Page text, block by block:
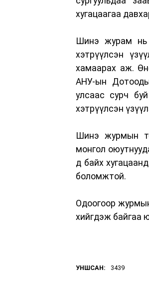
хугацаагаа
Шинэ журам нь
хэтрүүлсэн
хамаарах аж.
АНУ-ын
улсаас сурч
хэтрүүлсэн
Шинэ журмын
монгол
д байх
боломжтой.
Одоогоор
хийгдэж байгаа
УНШСАН: 3439